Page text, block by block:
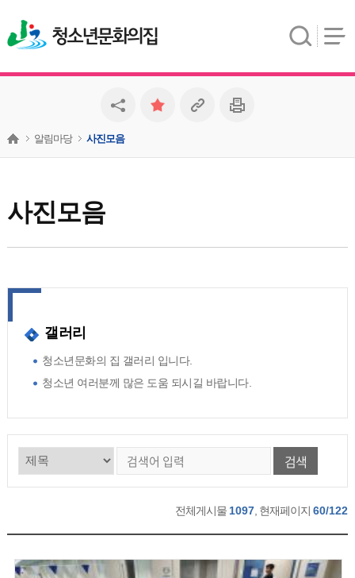
청소년문화의집
사진모음
알림마당 사진모음
갤러리
청소년문화의 집 갤러리 입니다.
청소년 여러분께 많은 도움 되시길 바랍니다.
검색
전체게시물 1097 , 현재페이지60/122